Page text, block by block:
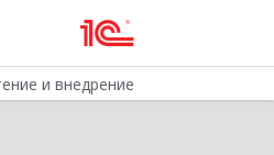
и внедрение